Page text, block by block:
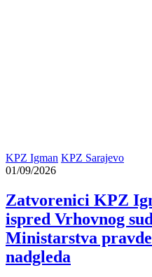
KPZ Igman KPZ Sarajevo
01/09/2026
Zatvorenici KPZ
ispred Vrhovnog
Ministarstva
nadgleda